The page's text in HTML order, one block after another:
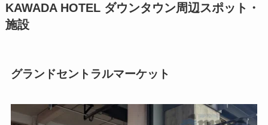
KAWADA HOTEL ダウンタウン周辺スポット・
施設
グランドセントラルマーケット